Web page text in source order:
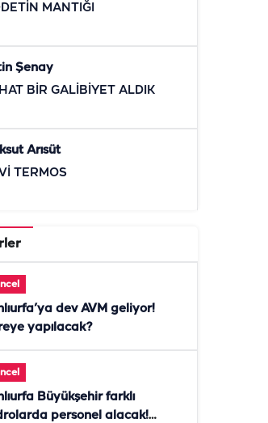
MANTIĞI
Şenay
BİR GALİBİYET ALDIK
Arısüt
TERMOS
dev AVM geliyor!
yapılacak?
Büyükşehir farklı
personel alacak!